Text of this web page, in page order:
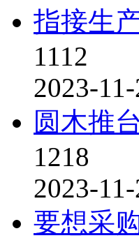
指接生
1112
2023-
圆木推
1218
2023-
要想采